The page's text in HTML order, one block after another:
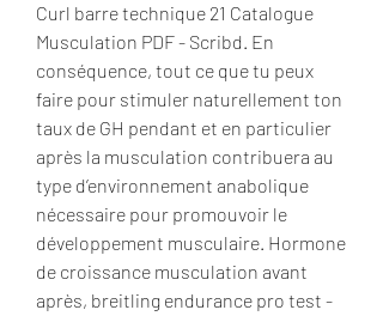
Curl barre technique 21 Catalogue
Musculation PDF - Scribd. En
conséquence, tout ce que tu peux
faire pour stimuler naturellement ton
taux de GH pendant et en particulier
après la musculation contribuera au
type d’environnement anabolique
nécessaire pour promouvoir le
développement musculaire. Hormone
de croissance musculation avant
après, breitling endurance pro test -